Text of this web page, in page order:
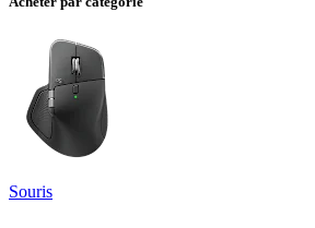
Souris